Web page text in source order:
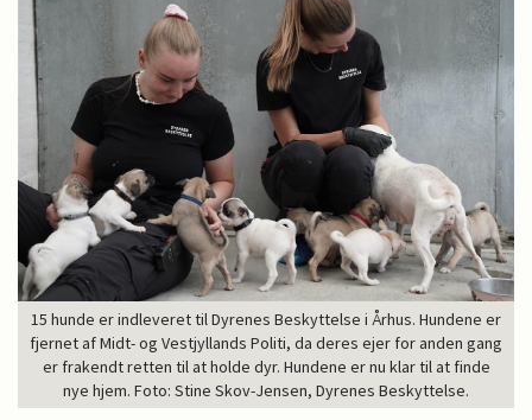
15 hunde er indleveret til Dyrenes Beskyttelse i Århus. Hundene er
fjernet af Midt- og Vestjyllands Politi, da deres ejer for anden gang
er frakendt retten til at holde dyr. Hundene er nu klar til at finde
nye hjem. Foto: Stine Skov-Jensen, Dyrenes Beskyttelse.